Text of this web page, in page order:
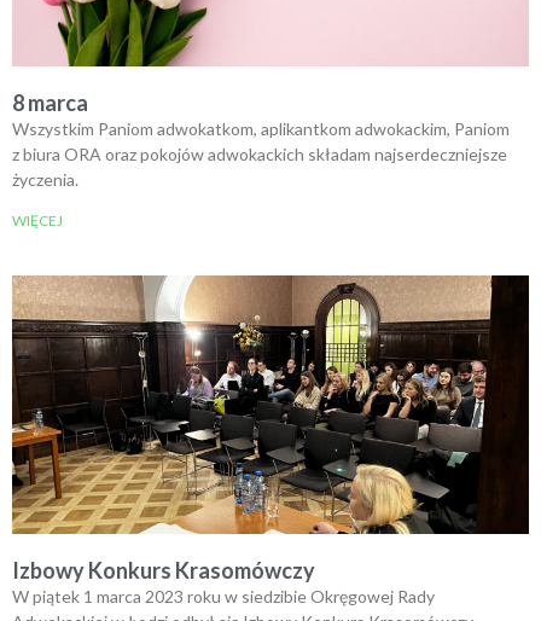
8 marca
Wszystkim Paniom adwokatkom, aplikantkom adwokackim, Paniom
z biura ORA oraz pokojów adwokackich składam najserdeczniejsze
życzenia.
WIĘCEJ
Izbowy Konkurs Krasomówczy
W piątek 1 marca 2023 roku w siedzibie Okręgowej Rady